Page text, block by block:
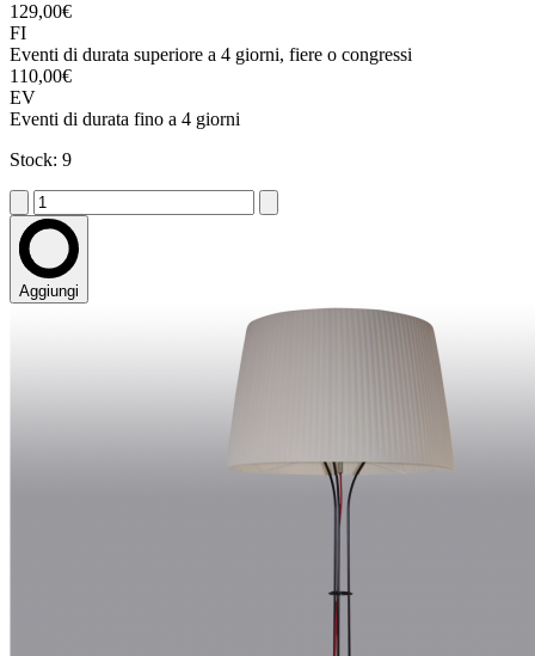
129,00€
FI
Eventi di durata superiore a 4 giorni, fiere o congressi
110,00€
EV
Eventi di durata fino a 4 giorni
Stock: 9
Aggiungi